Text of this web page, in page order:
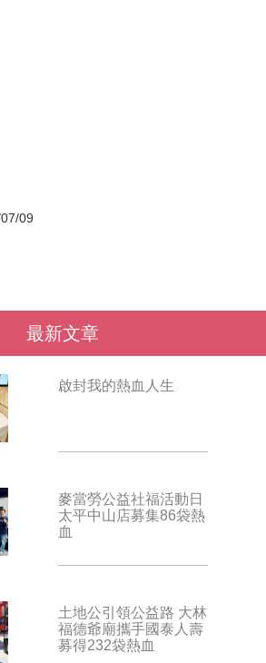
09
最新文章
啟封我的熱血人生
麥當勞公益社福活動日
太平中山店募集86袋熱
血
土地公引領公益路 大林
福德爺廟攜手國泰人壽
募得232袋熱血